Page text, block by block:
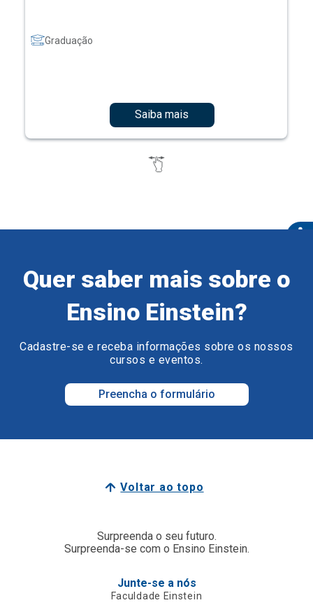
Graduação
Saiba mais
Quer saber mais sobre o
Ensino Einstein?
Cadastre-se e receba informações sobre os nossos
cursos e eventos.
Preencha o formulário
Voltar ao topo
Surpreenda o seu futuro.
Surpreenda-se com o Ensino Einstein.
Junte-se a nós
Faculdade Einstein